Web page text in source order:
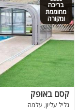
בריכה
מחוממת
ומקורה
קסם באופק
גליל עליון, עלמה